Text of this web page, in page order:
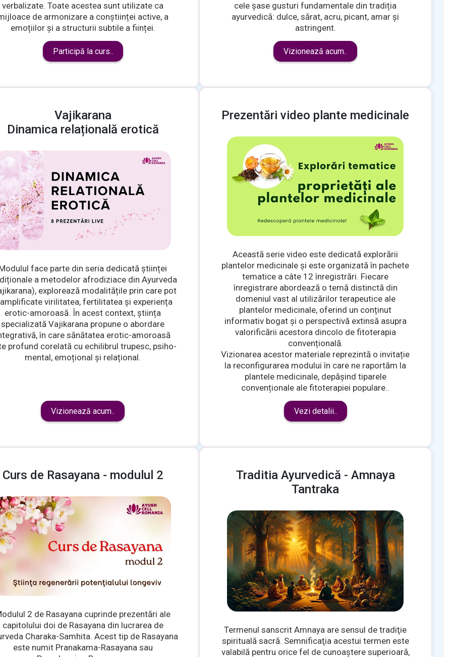
verbalizate. Toate acestea sunt utilizate ca
de armonizare a conștiinței active, a
emoțiilor și a structurii subtile a ființei.
Participă la curs..
cele șase gusturi fundamentale din tradiția
ayurvedică: dulce, sărat, acru, picant, amar și
astringent.
Vizionează acum..
Vajikarana
Dinamica relațională erotică
face parte din seria dedicată științei
a metodelor afrodiziace din Ayurveda
explorează modalitățile prin care pot
virilitatea, fertilitatea și experiența
erotic-amoroasă. În acest context, știința
specializată Vajikarana propune o abordare
în care sănătatea erotic-amoroasă
profund corelată cu echilibrul trupesc, psiho-
mental, emoțional și relațional.
Vizionează acum..
Prezentări video plante medicinale
Această serie video este dedicată explorării
plantelor medicinale și este organizată în pachete
tematice a câte 12 înregistrări. Fiecare
înregistrare abordează o temă distinctă din
domeniul vast al utilizărilor terapeutice ale
plantelor medicinale, oferind un conținut
informativ bogat și o perspectivă extinsă asupra
valorificării acestora dincolo de fitoterapia
convențională.
Vizionarea acestor materiale reprezintă o invitație
la reconfigurarea modului în care ne raportăm la
plantele medicinale, depășind tiparele
convenționale ale fitoterapiei populare..
Vezi detalii..
Curs de Rasayana - modulul 2
2 de Rasayana cuprinde prezentări ale
capitolului doi de Rasayana din lucrarea de
Charaka-Samhita. Acest tip de Rasayana
este numit Pranakama-Rasayana sau
Traditia Ayurvedică - Amnaya
Tantraka
Termenul sanscrit Amnaya are sensul de tradiţie
spirituală sacră. Semnificaţia acestui termen este
valabilă pentru orice fel de cunoaştere superioară,